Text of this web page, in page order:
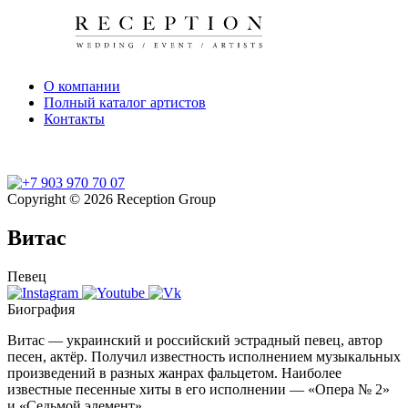
О компании
Полный каталог артистов
Контакты
Copyright © 2026 Reception Group
Витас
Певец
Биография
Витас — украинский и российский эстрадный певец, автор
песен, актёр. Получил известность исполнением музыкальных
произведений в разных жанрах фальцетом. Наиболее
известные песенные хиты в его исполнении — «Опера № 2»